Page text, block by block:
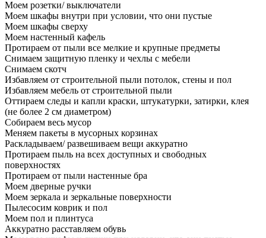
Моем розетки/ выключатели
Моем шкафы внутри при условии, что они пустые
Моем шкафы сверху
Моем настенный кафель
Протираем от пыли все мелкие и крупные предметы
Снимаем защитную пленку и чехлы с мебели
Снимаем скотч
Избавляем от строительной пыли потолок, стены и пол
Избавляем мебель от строительной пыли
Оттираем следы и капли краски, штукатурки, затирки, клея
(не более 2 см диаметром)
Собираем весь мусор
Меняем пакеты в мусорных корзинах
Раскладываем/ развешиваем вещи аккуратно
Протираем пыль на всех доступных и свободных
поверхностях
Протираем от пыли настенные бра
Моем дверные ручки
Моем зеркала и зеркальные поверхности
Пылесосим коврик и пол
Моем пол и плинтуса
Аккуратно расставляем обувь